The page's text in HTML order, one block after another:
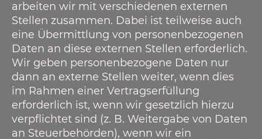
arbeiten wir mit verschiedenen externen
Stellen zusammen. Dabei ist teilweise auch
eine Übermittlung von personenbezogenen
Daten an diese externen Stellen erforderlich.
Wir geben personenbezogene Daten nur
dann an externe Stellen weiter, wenn dies
im Rahmen einer Vertragserfüllung
erforderlich ist, wenn wir gesetzlich hierzu
verpflichtet sind (z. B. Weitergabe von Daten
an Steuerbehörden), wenn wir ein